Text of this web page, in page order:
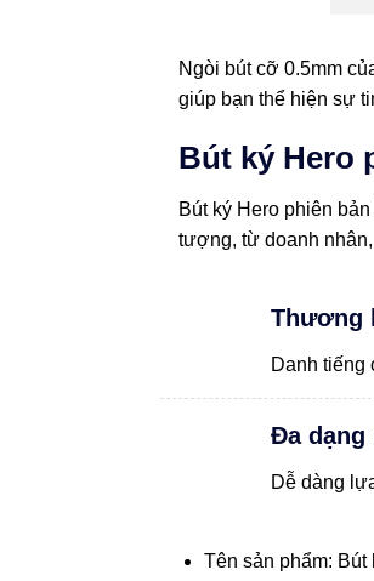
Ngòi bút cỡ 0.5mm
giúp bạn thể hiện sự
Bút ký Hero
Bút ký Hero phiên
tượng, từ doanh
Thương
Danh tiếng
Đa dạng
Dễ dàng
Tên sản phẩm: Bút